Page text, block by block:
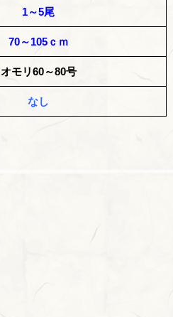
1～5尾
70～105ｃｍ
オモリ60～80号
なし